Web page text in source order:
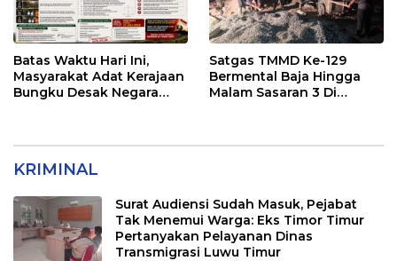
Batas Waktu Hari Ini,
Masyarakat Adat Kerajaan
Bungku Desak Negara
Satgas TMMD Ke-129
Bermental Baja Hingga
Malam Sasaran 3 Di
KRIMINAL
Surat Audiensi Sudah Masuk, Pejabat
Tak Menemui Warga: Eks Timor Timur
Pertanyakan Pelayanan Dinas
Transmigrasi Luwu Timur